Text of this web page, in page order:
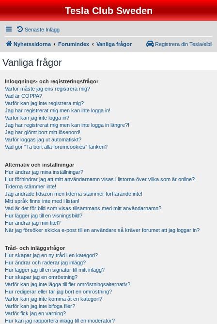
Tesla Club Sweden
Senaste Inlägg
Nyhetssidorna Forumindex Vanliga frågor Registrera din Tesla/elbil
Vanliga frågor
Inloggnings- och registreringsfrågor
Varför måste jag ens registrera mig?
Vad är COPPA?
Varför kan jag inte registrera mig?
Jag har registrerat mig men kan inte logga in!
Varför kan jag inte logga in?
Jag har registrerat mig men kan inte logga in längre?!
Jag har glömt bort mitt lösenord!
Varför loggas jag ut automatiskt?
Vad gör “Ta bort alla forumcookies”-länken?
Alternativ och inställningar
Hur ändrar jag mina inställningar?
Hur förhindrar jag att mitt användarnamn visas i listorna över vilka som är online?
Tiderna stämmer inte!
Jag ändrade tidszon men tiderna stämmer fortfarande inte!
Mitt språk finns inte med i listan!
Vad är det för bild som visas tillsammans med mitt användarnamn?
Hur lägger jag till en visningsbild?
Hur ändrar jag min titel?
När jag försöker skicka e-post till en användare så kräver forumet att jag loggar in?
Tråd- och inläggsfrågor
Hur skapar jag en ny tråd i en kategori?
Hur ändrar och raderar jag inlägg?
Hur lägger jag till en signatur till mitt inlägg?
Hur skapar jag en omröstning?
Varför kan jag inte lägga till fler omröstningsalternativ?
Hur redigerar eller tar jag bort en omröstning?
Varför kan jag inte komma åt en kategori?
Varför kan jag inte bifoga filer?
Varför fick jag en varning?
Hur kan jag rapportera inlägg till en moderator?